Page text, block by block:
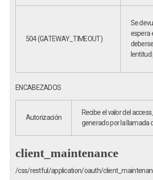
504 (GATEWAY_TIMEOUT)
Se
espera
lentitud
ENCABEZADOS
Autorización
Recibe el valor del
generado por la llamada
client_maintenance
/css/restful/application/oauth/